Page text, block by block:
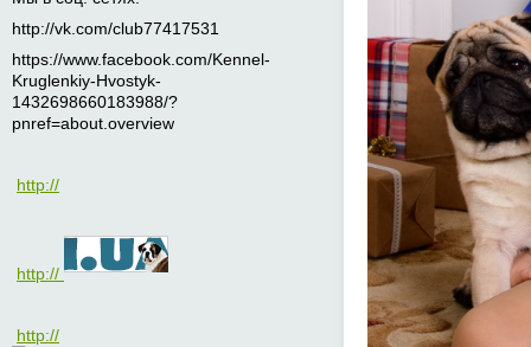
http://vk.com/club77417531
https://www.facebook.com/Kennel-
Kruglenkiy-Hvostyk-
1432698660183988/?
pnref=about.overview
http://
http://
http://